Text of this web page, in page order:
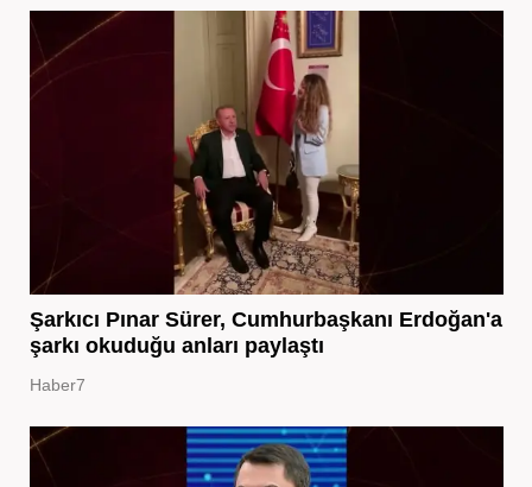
Şarkıcı Pınar Sürer, Cumhurbaşkanı Erdoğan'a
şarkı okuduğu anları paylaştı
Haber7